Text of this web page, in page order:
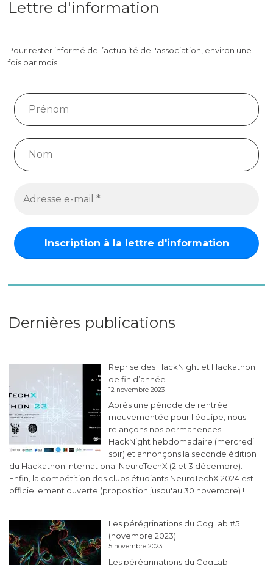
Lettre d'information
Pour rester informé de l’actualité de l'association, environ une
fois par mois.
Dernières publications
Reprise des HackNight et Hackathon
de fin d’année
12 novembre 2023
Après une période de rentrée
mouvementée pour l'équipe, nous
relançons nos permanences
HackNight hebdomadaire (mercredi
soir) et annonçons la seconde édition
du Hackathon international NeuroTechX (2 et 3 décembre).
Enfin, la compétition des clubs étudiants NeuroTechX 2024 est
officiellement ouverte (proposition jusqu'au 30 novembre) !
Les pérégrinations du CogLab #5
(novembre 2023)
5 novembre 2023
Les pérégrinations du CogLab